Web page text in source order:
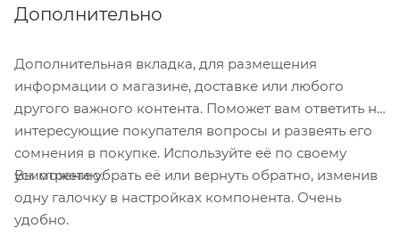
многих устаревших систем и отправлять отчёты
Встроенные сервисы программы исключают
ошибки и постоянно контролируют заполнение
отчётов, регулярно обновляют курс валют до
актуального, имеют актуальные классификаторы, а
также поддерживают работу с кассовыми
аппаратами.
Дополнительно
Дополнительная вкладка, для размещения
информации о магазине, доставке или любого
другого важного контента. Поможет вам ответить на
интересующие покупателя вопросы и развеять его
сомнения в покупке. Используйте её по своему
усмотрению.
Вы можете убрать её или вернуть обратно, изменив
одну галочку в настройках компонента. Очень
удобно.